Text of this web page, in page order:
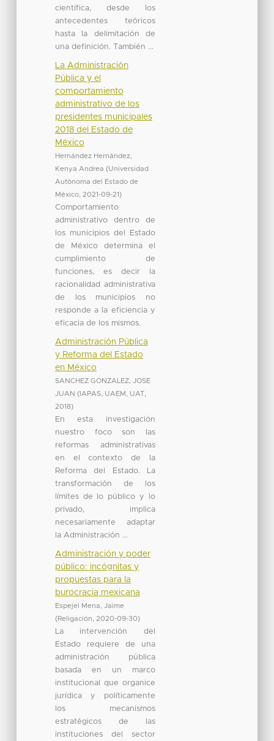
científica, desde los
antecedentes teóricos
hasta la delimitación de
una definición. También ...
La Administración
Pública y el
comportamiento
administrativo de los
presidentes municipales
2018 del Estado de
México
Hernández Hernández,
Kenya Andrea (Universidad
Autónoma del Estado de
México, 2021-09-21)
Comportamiento
administrativo dentro de
los municipios del Estado
de México determina el
cumplimiento de
funciones, es decir la
racionalidad administrativa
de los municipios no
responde a la eficiencia y
eficacia de los mismos.
Administración Pública
y Reforma del Estado
en México
SANCHEZ GONZALEZ, JOSE
JUAN (IAPAS, UAEM, UAT,
2018)
En esta investigación
nuestro foco son las
reformas administrativas
en el contexto de la
Reforma del Estado. La
transformación de los
límites de lo público y lo
privado, implica
necesariamente adaptar
la Administración ...
Administración y poder
público: incógnitas y
propuestas para la
burocracia mexicana
Espejel Mena, Jaime
(Religación 2020-09-30)
La intervención del
Estado requiere de una
administración pública
basada en un marco
institucional que organice
jurídica y políticamente
los mecanismos
estratégicos de las
instituciones del sector